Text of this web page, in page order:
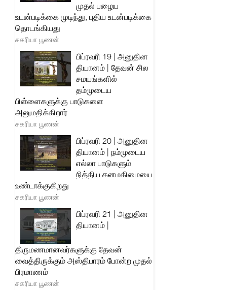
முதல் பழைய
உடன்படிக்கை முடிந்து, புதிய உடன்படிக்கை
தொடங்கியது
சகரியா பூணன்
பிப்ரவரி 19 | அனுதின
தியானம் | தேவன் சில
சமயங்களில்
தம்முடைய
பிள்ளைகளுக்கு பாடுகளை
அனுமதிக்கிறார்
சகரியா பூணன்
பிப்ரவரி 20 | அனுதின
தியானம் | நம்முடைய
எல்லா பாடுகளும்
நித்திய கனமகிமையை
உண்டாக்குகிறது
சகரியா பூணன்
பிப்ரவரி 21 | அனுதின
தியானம் |
திருமணமானவர்களுக்கு தேவன்
வைத்திருக்கும் அஸ்திபாரம் போன்ற முதல்
பிரமாணம்
சகரியா பூணன்